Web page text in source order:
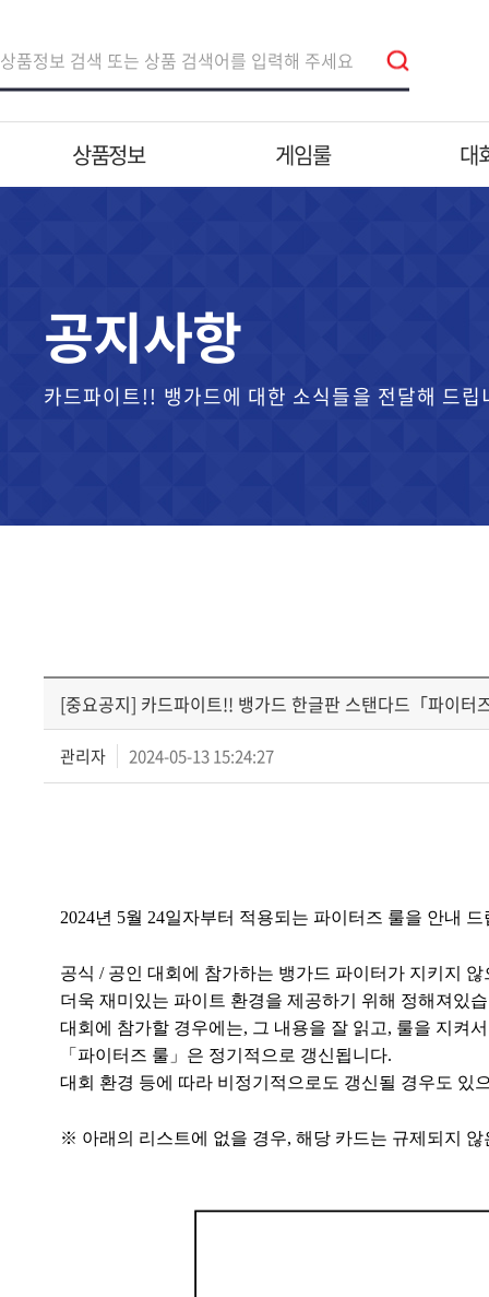
상품정보 게임룰 대
공지사항
카드파이트!! 뱅가드에 대한 소식들을 전달해 드립
[중요공지] 카드파이트!! 뱅가드 한글판 스탠다드「파이
관리자 2024-05-13 15:24:27
2024년 5월 24일자부터 적용되는 파이터즈 룰을 안내 드
공식 / 공인 대회에 참가하는 뱅가드 파이터가 지키지
더욱 재미있는 파이트 환경을 제공하기 위해 정해져있
대회에 참가할 경우에는, 그 내용을 잘 읽고, 룰을 지켜
「파이터즈 룰」은 정기적으로 갱신됩니다.
대회 환경 등에 따라 비정기적으로도 갱신될 경우도 있
※ 아래의 리스트에 없을 경우, 해당 카드는 규제되지 않